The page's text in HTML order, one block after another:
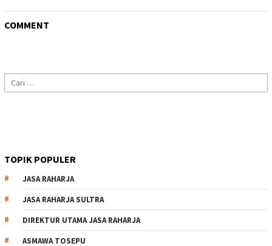
COMMENT
Cari
untuk:
TOPIK POPULER
JASA RAHARJA
JASA RAHARJA SULTRA
DIREKTUR UTAMA JASA RAHARJA
ASMAWA TOSEPU